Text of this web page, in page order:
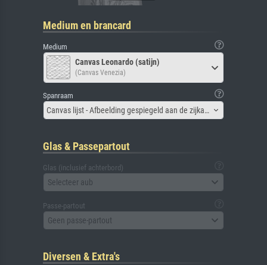
Medium en brancard
Medium
Canvas Leonardo (satijn)
(Canvas Venezia)
Spanraam
Canvas lijst - Afbeelding gespiegeld aan de zijkant
Glas & Passepartout
Glas (inclusief achterbord)
Selecteer aub
Passe-partout
Geen passe-partout
Diversen & Extra's